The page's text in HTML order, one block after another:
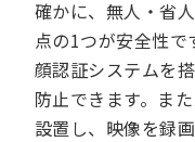
確かに、無人・省
点の1つが安全性
顔認証システムを
防止できます。ま
設置し、映像を録画